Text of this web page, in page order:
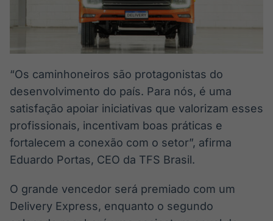
IA
Em breve
Gestão de
Investimentos
Em breve
Tokenização
de ativos
Em breve
Crédito
“Os caminhoneiros são protagonistas do
desenvolvimento do país. Para nós, é uma
satisfação apoiar iniciativas que valorizam esses
profissionais, incentivam boas práticas e
fortalecem a conexão com o setor”, afirma
Eduardo Portas, CEO da TFS Brasil.
O grande vencedor será premiado com um
Delivery Express, enquanto o segundo